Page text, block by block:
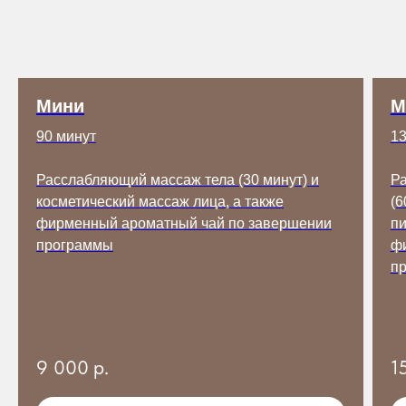
Мини
90 минут
Расслабляющий массаж тела (30 минут) и
косметический массаж лица, а также
фирменный ароматный чай по завершении
программы
9 000 р.
30 минут
1900 р 2700 р 3500 р
45 минут 60 минут
90 минут
СТОИМОСТЬ